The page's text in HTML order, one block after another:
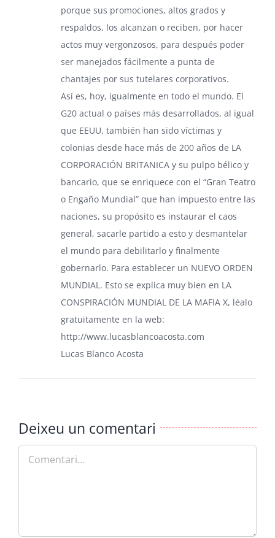
porque sus promociones, altos grados y
respaldos, los alcanzan o reciben, por hacer
actos muy vergonzosos, para después poder
ser manejados fácilmente a punta de
chantajes por sus tutelares corporativos.
Así es, hoy, igualmente en todo el mundo. El
G20 actual o países más desarrollados, al igual
que EEUU, también han sido víctimas y
colonias desde hace más de 200 años de LA
CORPORACIÓN BRITANICA y su pulpo bélico y
bancario, que se enriquece con el “Gran Teatro
o Engaño Mundial” que han impuesto entre las
naciones, su propósito es instaurar el caos
general, sacarle partido a esto y desmantelar
el mundo para debilitarlo y finalmente
gobernarlo. Para establecer un NUEVO ORDEN
MUNDIAL. Esto se explica muy bien en LA
CONSPIRACIÓN MUNDIAL DE LA MAFIA X, léalo
gratuitamente en la web:
http://www.lucasblancoacosta.com
Lucas Blanco Acosta
Deixeu un comentari